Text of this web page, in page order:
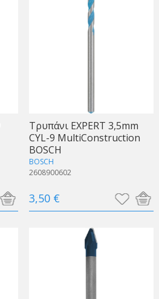
Τρυπάνι EXPERT 3,5mm
CYL-9 MultiConstruction
BOSCH
BOSCH
2608900602
3,50 €